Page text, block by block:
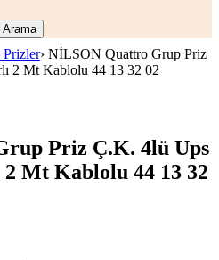
Arama
Prizler› NİLSON Quattro Grup Priz
2 Mt Kablolu 44 13 32 02
Priz Ç.K. 4lü Ups
Mt Kablolu 44 13 32